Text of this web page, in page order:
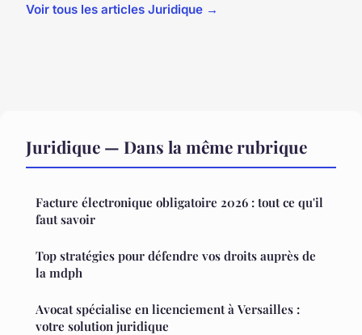
Voir tous les articles Juridique →
Juridique — Dans la même rubrique
Facture électronique obligatoire 2026 : tout ce qu'il
faut savoir
Top stratégies pour défendre vos droits auprès de
la mdph
Avocat spécialise en licenciement à Versailles :
votre solution juridique